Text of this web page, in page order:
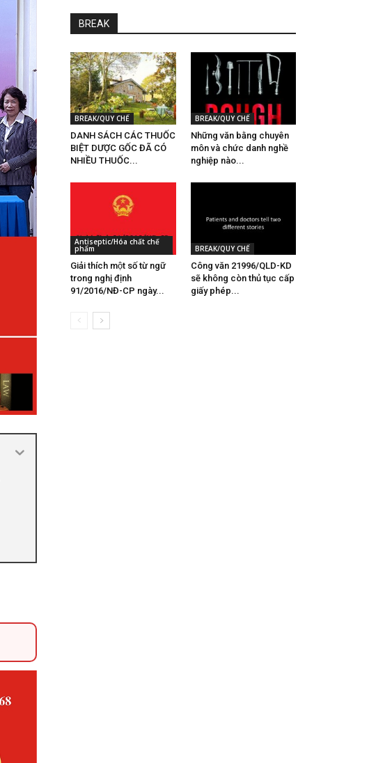
BREAK
BREAK/QUY CHẾ
DANH SÁCH CÁC THUỐC
BIỆT DƯỢC GỐC ĐÃ CÓ
NHIỀU THUỐC...
BREAK/QUY CHẾ
Những văn bằng chuyên
môn và chức danh nghề
nghiệp nào...
Antiseptic/Hóa chất chế
phẩm
Giải thích một số từ ngữ
trong nghị định
91/2016/NĐ-CP ngày...
BREAK/QUY CHẾ
Công văn 21996/QLD-KD
sẽ không còn thủ tục cấp
giấy phép...